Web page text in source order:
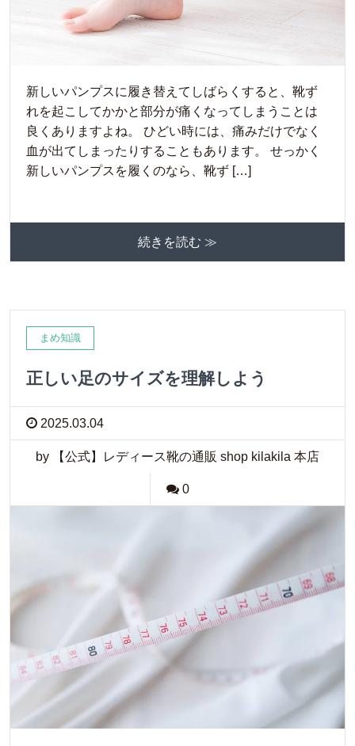
新しいパンプスに履き替えてしばらくすると、靴ず
れを起こしてかかと部分が痛くなってしまうことは
良くありますよね。 ひどい時には、痛みだけでなく
血が出てしまったりすることもあります。 せっかく
新しいパンプスを履くのなら、靴ず […]
続きを読む ≫
まめ知識
正しい足のサイズを理解しよう
2025.03.04
by 【公式】レディース靴の通販 shop kilakila 本店
0